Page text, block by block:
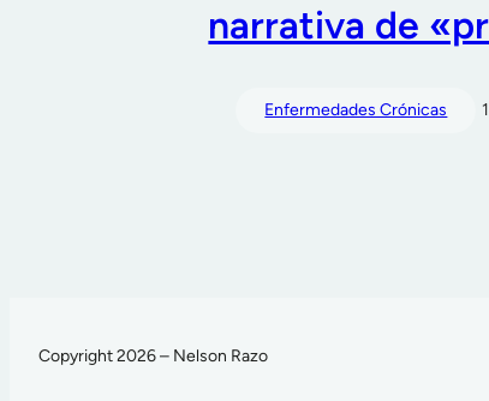
narrativa de
Enfermedades Crónicas
Copyright 2026 – Nelson Razo